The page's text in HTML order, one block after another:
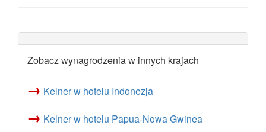
Zobacz wynagrodzenia w innych krajach
→ Kelner w hotelu Indonezja
→ Kelner w hotelu Papua-Nowa Gwinea